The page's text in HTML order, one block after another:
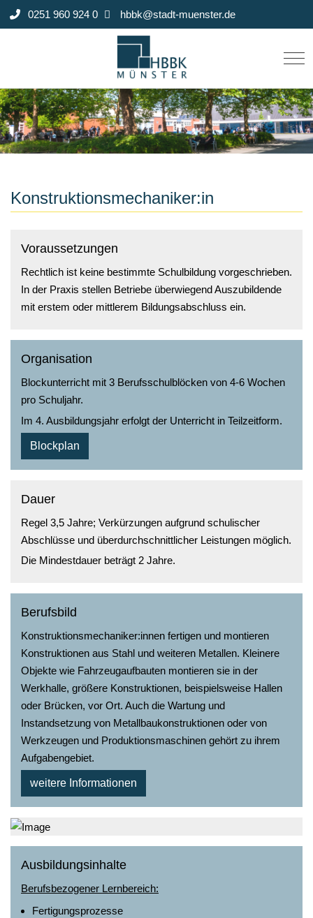
0251 960 924 0 hbbk@stadt-muenster.de
Konstruktionsmechaniker:in
Voraussetzungen
Rechtlich ist keine bestimmte Schulbildung vorgeschrieben.
In der Praxis stellen Betriebe überwiegend Auszubildende
mit erstem oder mittlerem Bildungsabschluss ein.
Organisation
Blockunterricht mit 3 Berufsschulblöcken von 4-6 Wochen
pro Schuljahr.
Im 4. Ausbildungsjahr erfolgt der Unterricht in Teilzeitform.
Blockplan
Dauer
Regel 3,5 Jahre; Verkürzungen aufgrund schulischer
Abschlüsse und überdurchschnittlicher Leistungen möglich.
Die Mindestdauer beträgt 2 Jahre.
Berufsbild
Konstruktionsmechaniker:innen fertigen und montieren
Konstruktionen aus Stahl und weiteren Metallen. Kleinere
Objekte wie Fahrzeugaufbauten montieren sie in der
Werkhalle, größere Konstruktionen, beispielsweise Hallen
oder Brücken, vor Ort. Auch die Wartung und
Instandsetzung von Metallbaukonstruktionen oder von
Werkzeugen und Produktionsmaschinen gehört zu ihrem
Aufgabengebiet.
weitere Informationen
Ausbildungsinhalte
Berufsbezogener Lernbereich:
Fertigungsprozesse